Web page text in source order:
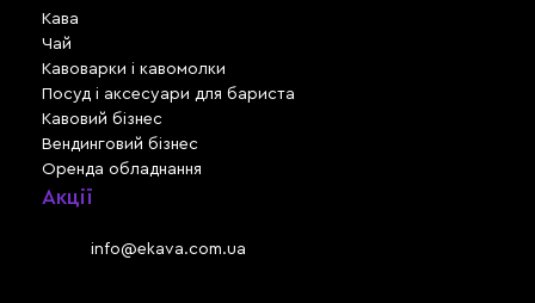
Кава
Чай
Кавоварки і кавомолки
Посуд і аксесуари для бариста
Кавовий бізнес
Вендинговий бізнес
Оренда обладнання
Акції
info@ekava.com.ua